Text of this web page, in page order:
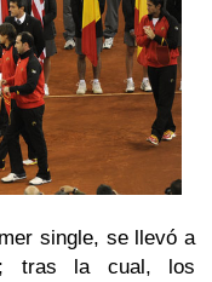
single, se llevó a
tras la cual, los